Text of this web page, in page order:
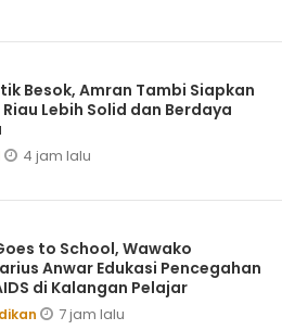
Besok, Amran Tambi Siapkan
Riau Lebih Solid dan Berdaya
4 jam lalu
to School, ‎Wawako
Anwar Edukasi Pencegahan
di Kalangan Pelajar
7 jam lalu